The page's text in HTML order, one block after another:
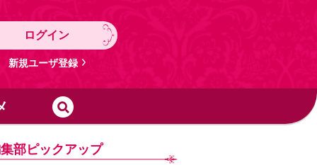
ログイン
新規ユーザ登録
部ピックアップ